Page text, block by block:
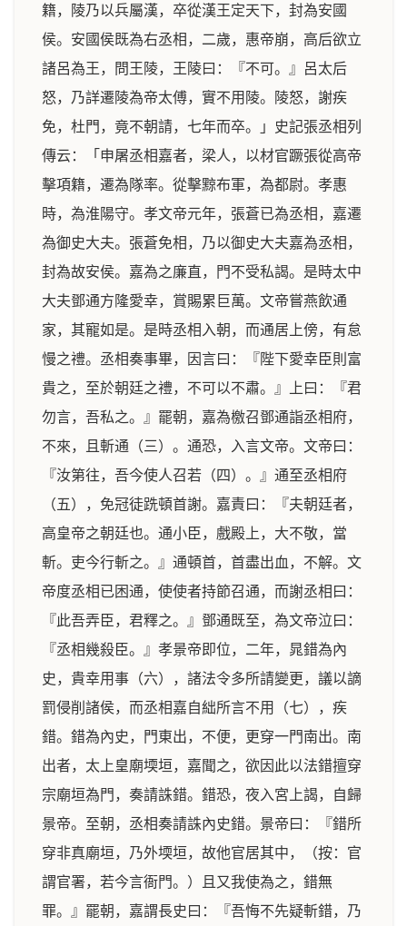
籍，陵乃以兵屬漢，卒從漢王定天下，封為安國
侯。安國侯既為右丞相，二歲，惠帝崩，高后欲立
諸呂為王，問王陵，王陵曰：『不可。』呂太后
怒，乃詳遷陵為帝太傅，實不用陵。陵怒，謝疾
免，杜門，竟不朝請，七年而卒。」史記張丞相列
傳云：「申屠丞相嘉者，梁人，以材官蹶張從高帝
擊項籍，遷為隊率。從擊黥布軍，為都尉。孝惠
時，為淮陽守。孝文帝元年，張蒼已為丞相，嘉遷
為御史大夫。張蒼免相，乃以御史大夫嘉為丞相，
封為故安侯。嘉為之廉直，門不受私謁。是時太中
大夫鄧通方隆愛幸，賞賜累巨萬。文帝嘗燕飲通
家，其寵如是。是時丞相入朝，而通居上傍，有怠
慢之禮。丞相奏事畢，因言曰：『陛下愛幸臣則富
貴之，至於朝廷之禮，不可以不肅。』上曰：『君
勿言，吾私之。』罷朝，嘉為檄召鄧通詣丞相府，
不來，且斬通（三）。通恐，入言文帝。文帝曰：
『汝第往，吾今使人召若（四）。』通至丞相府
（五），免冠徒跣頓首謝。嘉責曰：『夫朝廷者，
高皇帝之朝廷也。通小臣，戲殿上，大不敬，當
斬。吏今行斬之。』通頓首，首盡出血，不解。文
帝度丞相已困通，使使者持節召通，而謝丞相曰：
『此吾弄臣，君釋之。』鄧通既至，為文帝泣曰：
『丞相幾殺臣。』孝景帝即位，二年，晁錯為內
史，貴幸用事（六），諸法令多所請變更，議以謫
罰侵削諸侯，而丞相嘉自絀所言不用（七），疾
錯。錯為內史，門東出，不便，更穿一門南出。南
出者，太上皇廟堧垣，嘉聞之，欲因此以法錯擅穿
宗廟垣為門，奏請誅錯。錯恐，夜入宮上謁，自歸
景帝。至朝，丞相奏請誅內史錯。景帝曰：『錯所
穿非真廟垣，乃外堧垣，故他官居其中，（按：官
謂官署，若今言衙門。）且又我使為之，錯無
罪。』罷朝，嘉謂長史曰：『吾悔不先疑斬錯，乃